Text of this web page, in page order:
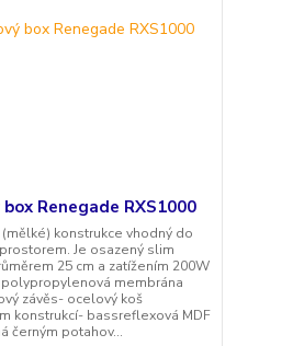
Renegade RXS1000
konstrukce vhodný do
Je osazený slim
25 cm a zatížením 200W
polypropylenová membrána
závěs- ocelový koš
konstrukcí- bassreflexová MDF
černým potahov...